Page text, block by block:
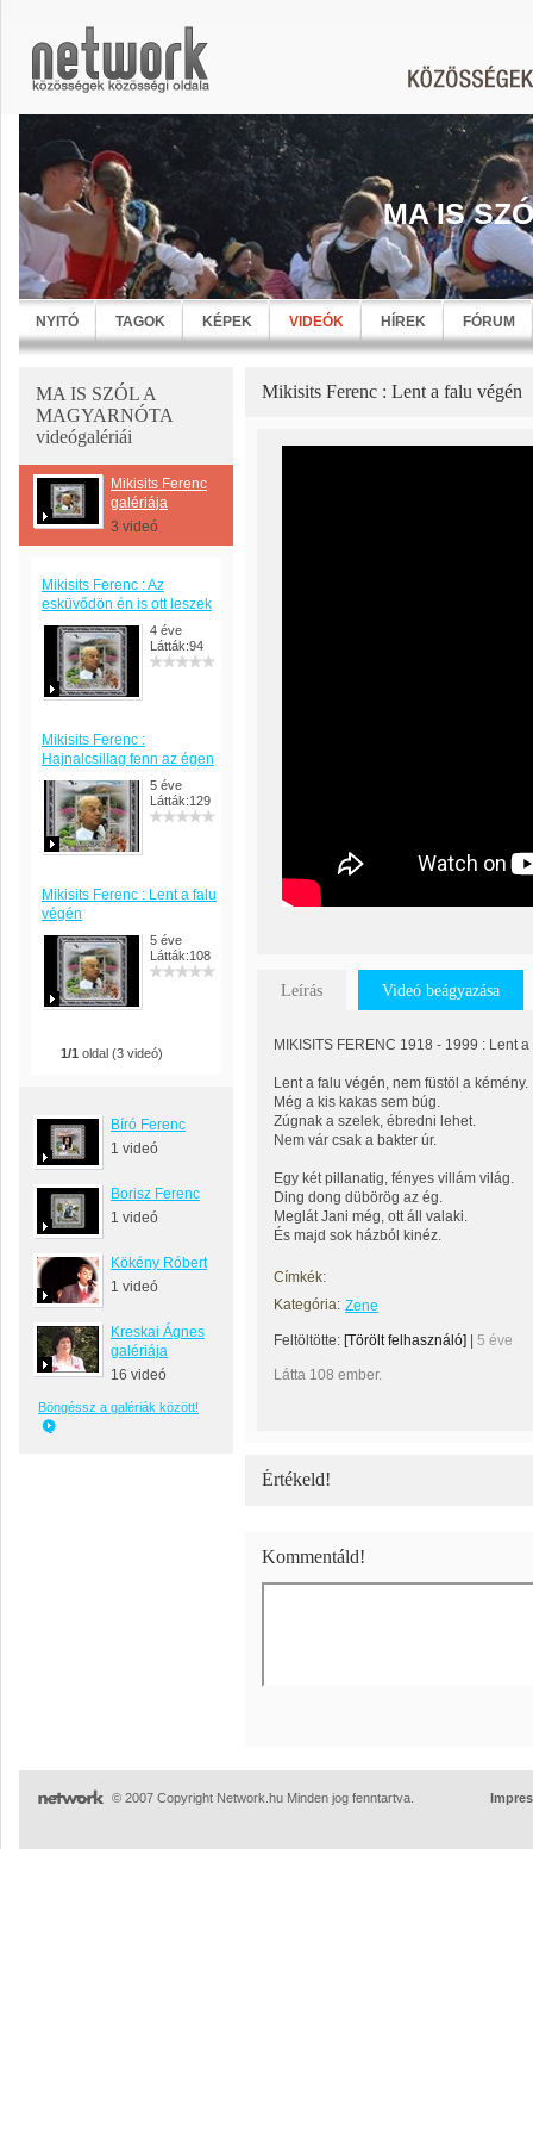
MA IS
NYITÓ TAGOK KÉPEK VIDEÓK HÍREK FÓRUM
MA IS SZÓL A
MAGYARNÓTA
videógalériái
Mikisits Ferenc
galériája
3 videó
Mikisits Ferenc : Az
esküvődön én is ott leszek
4 éve
Látták:94
Mikisits Ferenc :
Hajnalcsillag fenn az égen
5 éve
Látták:129
Mikisits Ferenc : Lent a falu
végén
5 éve
Látták:108
1/1 oldal (3 videó)
Bíró Ferenc
1 videó
Borisz Ferenc
1 videó
Kökény Róbert
1 videó
Kreskai Ágnes
galériája
16 videó
Böngéssz a galériák között!
Mikisits Ferenc : Lent a falu végén
Leírás Videó beágyazása
MIKISITS FERENC 1918 - 1999 : Lent
Lent a falu végén, nem füstöl a kémény.
Még a kis kakas sem búg.
Zúgnak a szelek, ébredni lehet.
Nem vár csak a bakter úr.
Egy két pillanatig, fényes villám világ.
Ding dong dübörög az ég.
Meglát Jani még, ott áll valaki.
És majd sok házból kinéz.
Címkék:
Kategória: Zene
Feltöltötte: [Törölt felhasználó] 5 éve
Látta 108 ember.
Értékeld!
Kommentáld!
© 2007 Copyright Network.hu Minden jog fenntartva.